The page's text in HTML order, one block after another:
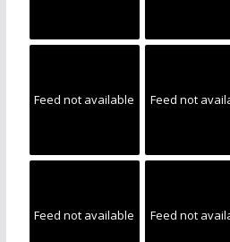
Feed not available Feed not
Feed not available Feed not